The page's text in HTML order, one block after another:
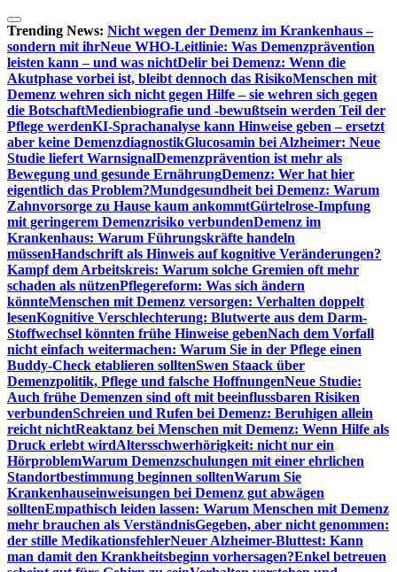
Zum
Inhalt
springen
Trending News: Nicht wegen der Demenz im Krankenhaus –
sondern mit ihrNeue WHO-Leitlinie: Was Demenzprävention
leisten kann – und was nichtDelir bei Demenz: Wenn die
Akutphase vorbei ist, bleibt dennoch das RisikoMenschen mit
Demenz wehren sich nicht gegen Hilfe – sie wehren sich gegen
die BotschaftMedienbiografie und -bewußtsein werden Teil der
Pflege werdenKI-Sprachanalyse kann Hinweise geben – ersetzt
aber keine DemenzdiagnostikGlucosamin bei Alzheimer: Neue
Studie liefert WarnsignalDemenzprävention ist mehr als
Bewegung und gesunde ErnährungDemenz: Wer hat hier
eigentlich das Problem?Mundgesundheit bei Demenz: Warum
Zahnvorsorge zu Hause kaum ankommtGürtelrose-Impfung
mit geringerem Demenzrisiko verbundenDemenz im
Krankenhaus: Warum Führungskräfte handeln
müssenHandschrift als Hinweis auf kognitive Veränderungen?
Kampf dem Arbeitskreis: Warum solche Gremien oft mehr
schaden als nützenPflegereform: Was sich ändern
könnteMenschen mit Demenz versorgen: Verhalten doppelt
lesenKognitive Verschlechterung: Blutwerte aus dem Darm-
Stoffwechsel könnten frühe Hinweise gebenNach dem Vorfall
nicht einfach weitermachen: Warum Sie in der Pflege einen
Buddy-Check etablieren solltenSwen Staack über
Demenzpolitik, Pflege und falsche HoffnungenNeue Studie:
Auch frühe Demenzen sind oft mit beeinflussbaren Risiken
verbundenSchreien und Rufen bei Demenz: Beruhigen allein
reicht nichtReaktanz bei Menschen mit Demenz: Wenn Hilfe als
Druck erlebt wirdAltersschwerhörigkeit: nicht nur ein
HörproblemWarum Demenzschulungen mit einer ehrlichen
Standortbestimmung beginnen solltenWarum Sie
Krankenhauseinweisungen bei Demenz gut abwägen
solltenEmpathisch leiden lassen: Warum Menschen mit Demenz
mehr brauchen als VerständnisGegeben, aber nicht genommen:
der stille MedikationsfehlerNeuer Alzheimer-Bluttest: Kann
man damit den Krankheitsbeginn vorhersagen?Enkel betreuen